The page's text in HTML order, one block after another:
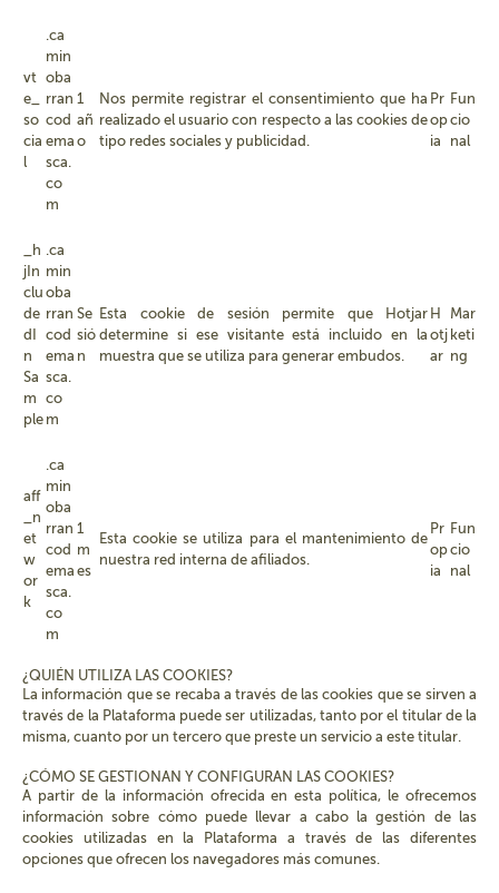
vt
e_
so
cia
l
.ca
min
oba
rran
cod
ema
sca.
co
m
1
añ
o
Nos permite registrar el consentimiento que ha
realizado el usuario con respecto a las cookies de
tipo redes sociales y publicidad.
Pr
op
ia
Fun
cio
nal
_h
jIn
clu
de
dI
n
Sa
m
ple
.ca
min
oba
rran
cod
ema
sca.
co
m
Se
sió
n
Esta cookie de sesión permite que Hotjar
determine si ese visitante está incluido en la
muestra que se utiliza para generar embudos.
H
otj
ar
Mar
keti
ng
aff
_n
et
w
or
k
.ca
min
oba
rran
cod
ema
sca.
co
m
1
m
es
Esta cookie se utiliza para el mantenimiento de
nuestra red interna de afiliados.
Pr
op
ia
Fun
cio
nal
¿QUIÉN UTILIZA LAS COOKIES?
La información que se recaba a través de las cookies que se sirven a
través de la Plataforma puede ser utilizadas, tanto por el titular de la
misma, cuanto por un tercero que preste un servicio a este titular.
¿CÓMO SE GESTIONAN Y CONFIGURAN LAS COOKIES?
A partir de la información ofrecida en esta política, le ofrecemos
información sobre cómo puede llevar a cabo la gestión de las
cookies utilizadas en la Plataforma a través de las diferentes
opciones que ofrecen los navegadores más comunes.